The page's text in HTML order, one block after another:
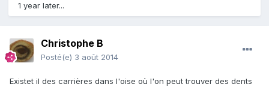
1 year later...
Christophe B
Posté(e) 3 août 2014
Existet il des carrières dans l'oise où l'on peut trouver des dents